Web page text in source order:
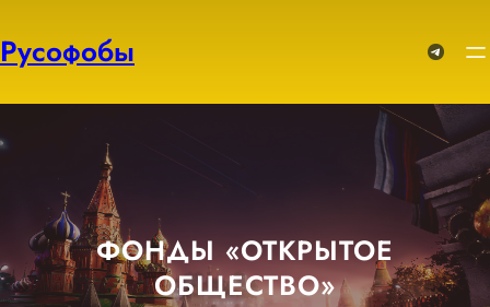
к
содержимому
Русофобы Telegram
ФОНДЫ «ОТКРЫТОЕ
ОБЩЕСТВО»